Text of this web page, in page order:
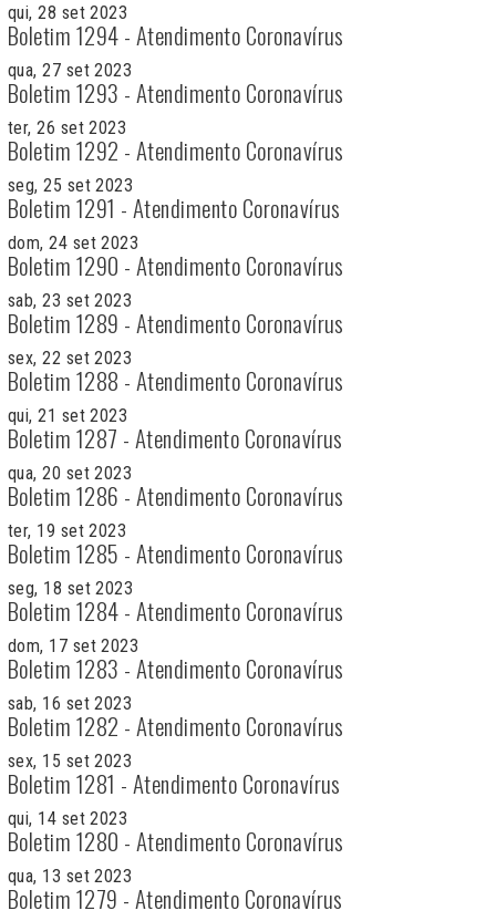
qui, 28 set 2023
Boletim 1294 - Atendimento Coronavírus
qua, 27 set 2023
Boletim 1293 - Atendimento Coronavírus
ter, 26 set 2023
Boletim 1292 - Atendimento Coronavírus
seg, 25 set 2023
Boletim 1291 - Atendimento Coronavírus
dom, 24 set 2023
Boletim 1290 - Atendimento Coronavírus
sab, 23 set 2023
Boletim 1289 - Atendimento Coronavírus
sex, 22 set 2023
Boletim 1288 - Atendimento Coronavírus
qui, 21 set 2023
Boletim 1287 - Atendimento Coronavírus
qua, 20 set 2023
Boletim 1286 - Atendimento Coronavírus
ter, 19 set 2023
Boletim 1285 - Atendimento Coronavírus
seg, 18 set 2023
Boletim 1284 - Atendimento Coronavírus
dom, 17 set 2023
Boletim 1283 - Atendimento Coronavírus
sab, 16 set 2023
Boletim 1282 - Atendimento Coronavírus
sex, 15 set 2023
Boletim 1281 - Atendimento Coronavírus
qui, 14 set 2023
Boletim 1280 - Atendimento Coronavírus
qua, 13 set 2023
Boletim 1279 - Atendimento Coronavírus